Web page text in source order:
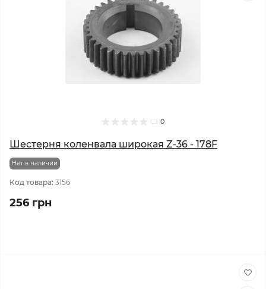
0
Шестерня коленвала широкая Z-36 - 178F
Нет в наличии
Код товара: 3156
256 грн